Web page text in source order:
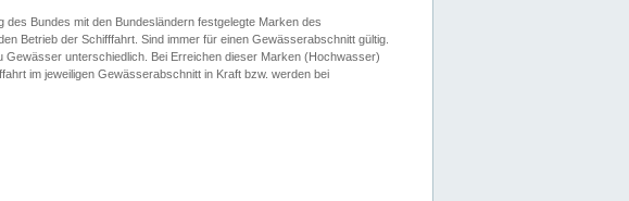
Bundes mit den Bundesländern festgelegte Marken des
Betrieb der Schifffahrt. Sind immer für einen Gewässerabschnitt gültig.
unterschiedlich. Bei Erreichen dieser Marken (Hochwasser)
im jeweiligen Gewässerabschnitt in Kraft bzw. werden bei